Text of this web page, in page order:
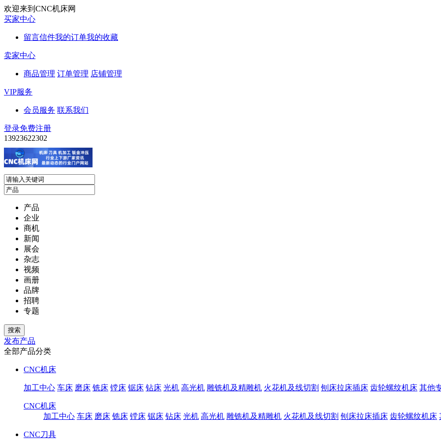
欢迎来到CNC机床网
买家中心
留言信件我的订单我的收藏
卖家中心
商品管理 订单管理 店铺管理
VIP服务
会员服务 联系我们
登录免费注册
13923622302
产品
企业
商机
新闻
展会
杂志
视频
画册
品牌
招聘
专题
发布产品
全部产品分类
CNC机床
加工中心 车床 磨床 铣床 镗床 锯床 钻床 光机 高光机 雕铣机及精雕机 火花机及线切割 刨床拉床插床 齿轮螺纹机床 其他
CNC机床
加工中心 车床 磨床 铣床 镗床 锯床 钻床 光机 高光机 雕铣机及精雕机 火花机及线切割 刨床拉床插床 齿轮螺纹机床
CNC刀具